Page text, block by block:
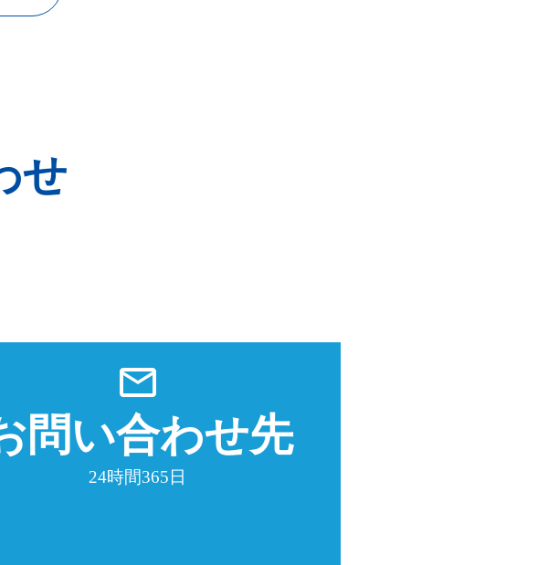
せ
mail_outline
問い合わせ先
24時間365日